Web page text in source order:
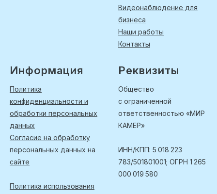
Видеонаблюдение для
бизнеса
Наши работы
Контакты
Информация
Политика
конфиденциальности и
обработки персональных
данных
Согласие на обработку
персональных данных на
сайте
Политика использования
Реквизиты
Общество
с ограниченной
ответственностью «МИР
КАМЕР»
ИНН/КПП: 5 018 223
783/501801001; ОГРН 1 265
000 019 580